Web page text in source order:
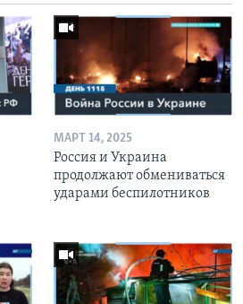
МАРТ 14, 2025
Россия и Украина
продолжают обмениваться
ударами беспилотников